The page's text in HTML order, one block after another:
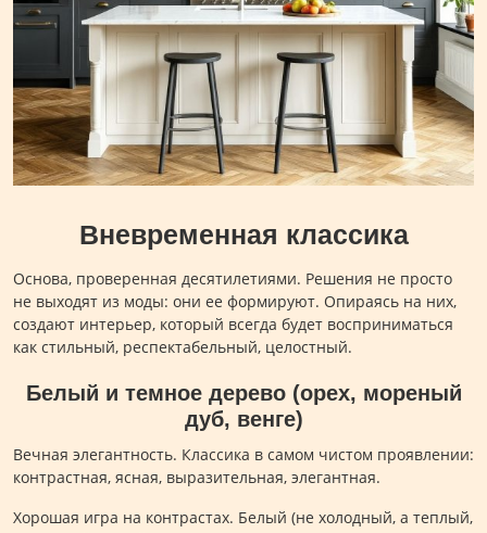
Вневременная классика
Основа, проверенная десятилетиями. Решения не просто
не выходят из моды: они ее формируют. Опираясь на них,
создают интерьер, который всегда будет восприниматься
как стильный, респектабельный, целостный.
Белый и темное дерево (орех, мореный
дуб, венге)
Вечная элегантность. Классика в самом чистом проявлении:
контрастная, ясная, выразительная, элегантная.
Хорошая игра на контрастах. Белый (не холодный, а теплый,